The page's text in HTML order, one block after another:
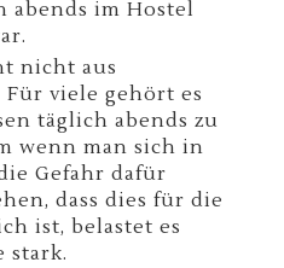
abends im Hostel
nicht aus
viele gehört es
täglich abends zu
wenn man sich in
Gefahr dafür
dass dies für die
ist, belastet es
stark.